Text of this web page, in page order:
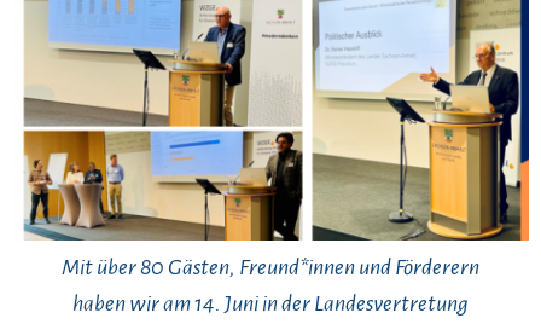
Mit über 80 Gästen, Freund*innen und Förderern
haben wir am 14. Juni in der Landesvertretung